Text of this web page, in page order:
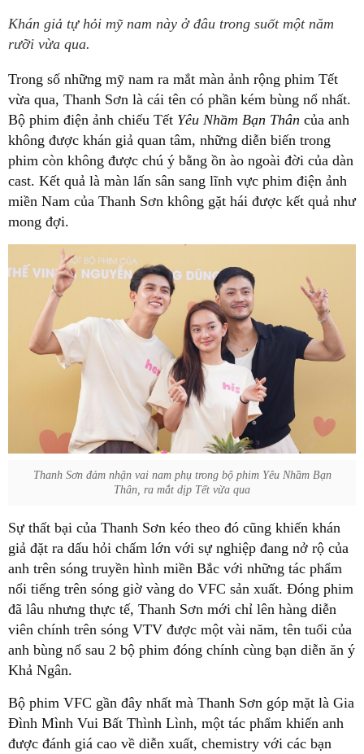
Khán giả tự hỏi mỹ nam này ở đâu trong suốt một năm
rưỡi vừa qua.
Trong số những mỹ nam ra mắt màn ảnh rộng phim Tết
vừa qua, Thanh Sơn là cái tên có phần kém bùng nổ nhất.
Bộ phim điện ảnh chiếu Tết Yêu Nhầm Bạn Thân của anh
không được khán giả quan tâm, những diễn biến trong
phim còn không được chú ý bằng ồn ào ngoài đời của dàn
cast. Kết quả là màn lấn sân sang lĩnh vực phim điện ảnh
miền Nam của Thanh Sơn không gặt hái được kết quả như
mong đợi.
Thanh Sơn đảm nhận vai nam phụ trong bộ phim Yêu Nhầm Bạn
Thân, ra mắt dịp Tết vừa qua
Sự thất bại của Thanh Sơn kéo theo đó cũng khiến khán
giả đặt ra dấu hỏi chấm lớn với sự nghiệp đang nở rộ của
anh trên sóng truyền hình miền Bắc với những tác phẩm
nổi tiếng trên sóng giờ vàng do VFC sản xuất. Đóng phim
đã lâu nhưng thực tế, Thanh Sơn mới chỉ lên hàng diễn
viên chính trên sóng VTV được một vài năm, tên tuổi của
anh bùng nổ sau 2 bộ phim đóng chính cùng bạn diễn ăn ý
Khả Ngân.
Bộ phim VFC gần đây nhất mà Thanh Sơn góp mặt là Gia
Đình Mình Vui Bất Thình Lình, một tác phẩm khiến anh
được đánh giá cao về diễn xuất, chemistry với các bạn